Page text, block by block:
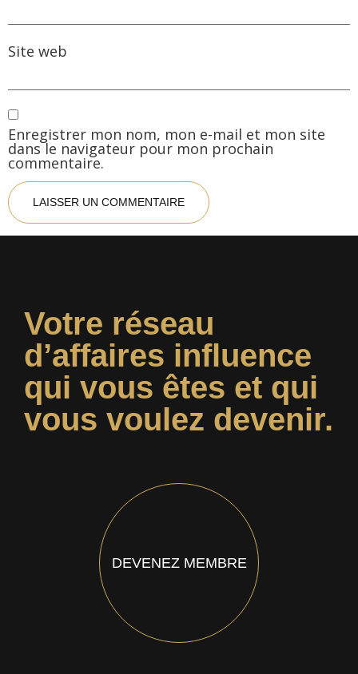
Site web
Enregistrer mon nom, mon e-mail et mon site
dans le navigateur pour mon prochain
commentaire.
Votre réseau
d’affaires influence
qui vous êtes et qui
vous voulez devenir.
DEVENEZ MEMBRE